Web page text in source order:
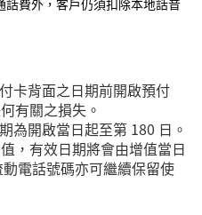
話費外，客戶仍須扣除本地話音
卡背面之日期前開啟預付
有關之損失。
為開啟當日起至第 180 日。
，有效日期將會由增值當日
電話號碼亦可繼續保留使